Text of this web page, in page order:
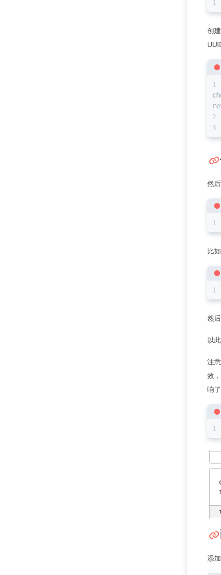
创
然
比如
然
以
注
效
响
添